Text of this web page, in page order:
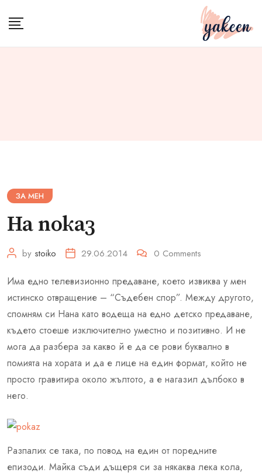
ЗА МЕН
На показ
by stoiko 29.06.2014 0 Comments
Има едно телевизионно предаване, което извиква у мен
истинско отвращение – “Съдебен спор”. Между другото,
спомням си Нана като водеща на едно детско предаване,
където стоеше изключително уместно и позитивно. И не
мога да разбера за какво й е да се рови буквално в
помията на хората и да е лице на eдин формат, който не
просто гравитира около жълтото, а е нагазил дълбоко в
него.
Разпалих се така, по повод на един от поредните
епизоди. Майка съди дъщеря си за някаква лека кола,